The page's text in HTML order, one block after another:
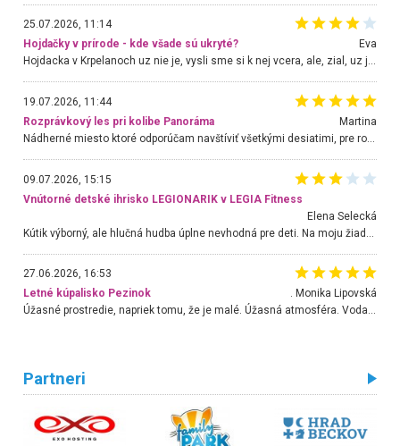
25.07.2026, 11:14
Hojdačky v prírode - kde všade sú ukryté?
Eva
Hojdacka v Krpelanoch uz nie je, vysli sme si k nej vcera, ale, zial, uz je znicena. Ak sem planujete cestu len kvoli hojdacke, mozete si ju usetrit. Krasny vyhlad je tu vsak aj bez hojdacky :-)
19.07.2026, 11:44
Rozprávkový les pri kolibe Panoráma
Martina
Nádherné miesto ktoré odporúčam navštíviť všetkými desiatimi, pre rodiny s deťmi, dôchodcom... Proste a jednoducho ozaj rozprávkový les.. určite ešte prídeme. Odniesli sme si na pamiatku krásne tričká,
09.07.2026, 15:15
Vnútorné detské ihrisko LEGIONARIK v LEGIA Fitness
Elena Selecká
27.06.2026, 16:53
Letné kúpalisko Pezinok
. Monika Lipovská
Úžasné prostredie, napriek tomu, že je malé. Úžasná atmosféra. Voda fantastická a nádherná. Ľudí je pomerne veľa, ale su mili a ohľaduplní. Je veľmi zaujímavé sledovať, ako dokážu spolu športovať cudzí ľudia a bez ohľadu na vek. Vládne tu pohoda. Vnuka neviem dostať z vody. Ďakujem za krásny deň . Urcite sa sem vrátim. Jediný problém je s parkovaním, ale aj ten sa mi podarilo vyriešiť. Monika Bratislava
Partneri